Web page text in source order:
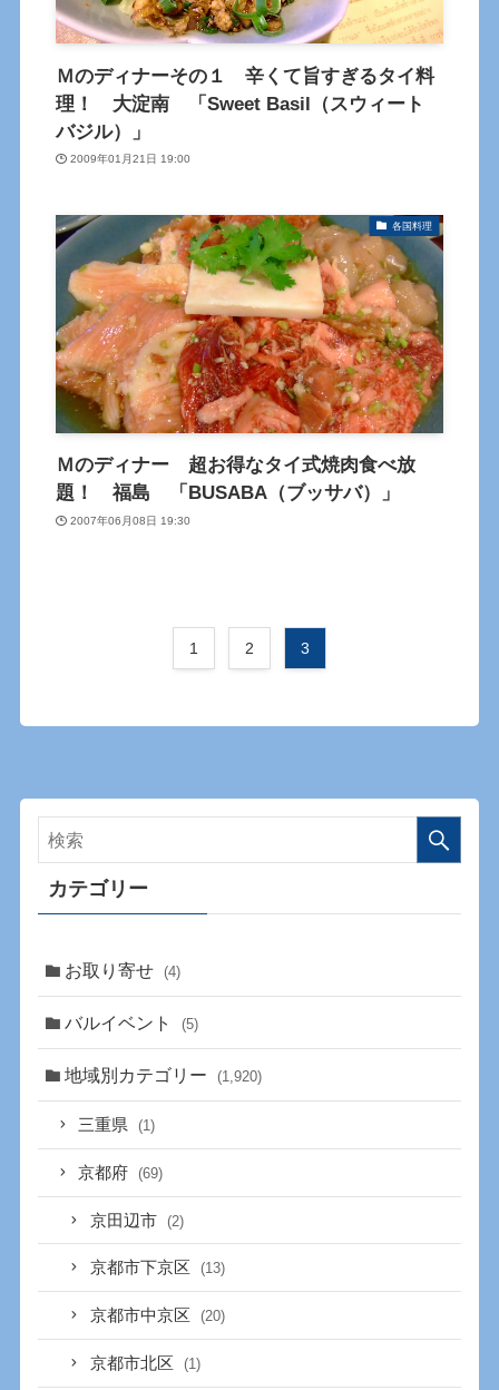
Ｍのディナーその１ 辛くて旨すぎるタイ料
理！ 大淀南 「Sweet Basil（スウィート
バジル）」
2009年01月21日 19:00
各国料理
Ｍのディナー 超お得なタイ式焼肉食べ放
題！ 福島 「BUSABA（ブッサバ）」
2007年06月08日 19:30
1 2 3
カテゴリー
お取り寄せ (4)
バルイベント (5)
地域別カテゴリー (1,920)
三重県 (1)
京都府 (69)
京田辺市 (2)
京都市下京区 (13)
京都市中京区 (20)
京都市北区 (1)